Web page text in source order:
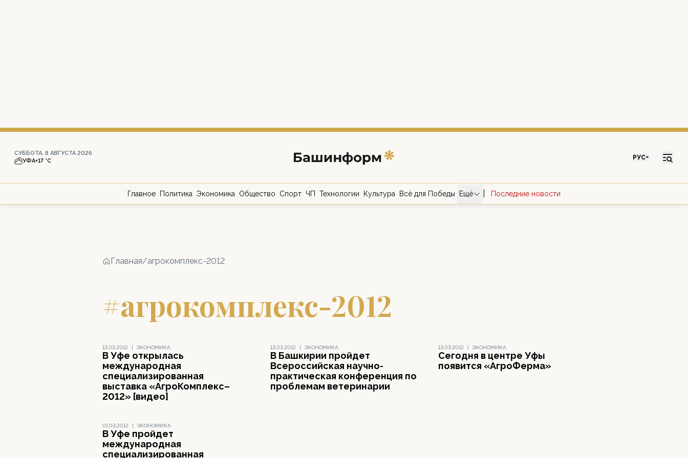
СУББОТА, 8 АВГУСТА 2026
УФА+17 °С РУС
Главное Политика Экономика Общество Спорт ЧП Технологии Культура Всё для Победы Ещё Последние новости
Главная/агрокомплекс-2012
#агрокомплекс-2012
13.03.2012 | ЭКОНОМИКА
В Уфе открылась
международная
специализированная
выставка «АгроКомплекс–
2012» [видео]
13.03.2012 | ЭКОНОМИКА
В Башкирии пройдет
Всероссийская научно-
практическая конференция по
проблемам ветеринарии
13.03.2012 | ЭКОНОМИКА
Сегодня в центре Уфы
появится «АгроФерма»
01.03.2012 | ЭКОНОМИКА
В Уфе пройдет
международная
специализированная